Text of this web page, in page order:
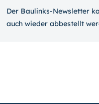
Der Baulinks-Newsletter
auch wieder ab­bestellt